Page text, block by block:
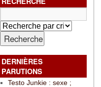
DERNIÈRES
PARUTIONS
Testo Junkie : sexe ;